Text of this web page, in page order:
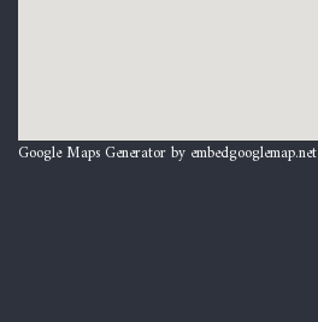
Google Maps Generator by embedgooglemap.net